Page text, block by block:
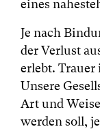
eines
Je nach
der Verlust
erlebt. Trauer
Unsere
Art und
werden soll,